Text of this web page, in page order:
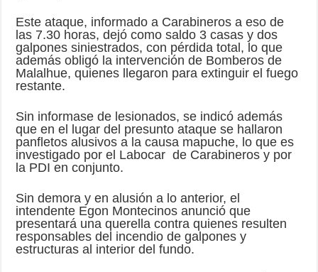
Este ataque, informado a Carabineros a eso de
las 7.30 horas, dejó como saldo 3 casas y dos
galpones siniestrados, con pérdida total, lo que
además obligó la intervención de Bomberos de
Malalhue, quienes llegaron para extinguir el fuego
restante.
Sin informase de lesionados, se indicó además
que en el lugar del presunto ataque se hallaron
panfletos alusivos a la causa mapuche, lo que es
investigado por el Labocar de Carabineros y por
la PDI en conjunto.
Sin demora y en alusión a lo anterior, el
intendente Egon Montecinos anunció que
presentará una querella contra quienes resulten
responsables del incendio de galpones y
estructuras al interior del fundo.